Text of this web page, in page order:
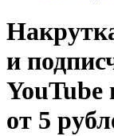
и
YouTube
от 5